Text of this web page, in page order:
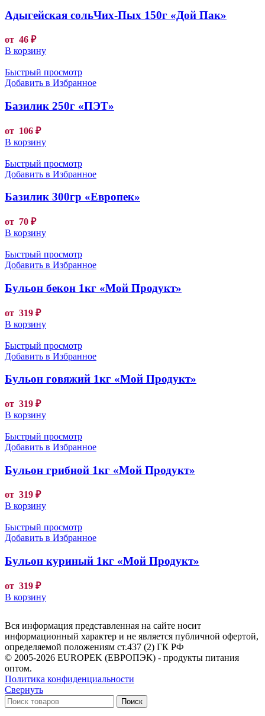
Адыгейская сольЧих-Пых 150г «Дой Пак»
от 46 ₽
В корзину
Быстрый просмотр
Добавить в Избранное
Базилик 250г «ПЭТ»
от 106 ₽
В корзину
Быстрый просмотр
Добавить в Избранное
Базилик 300гр «Европек»
от 70 ₽
В корзину
Быстрый просмотр
Добавить в Избранное
Бульон бекон 1кг «Мой Продукт»
от 319 ₽
В корзину
Быстрый просмотр
Добавить в Избранное
Бульон говяжий 1кг «Мой Продукт»
от 319 ₽
В корзину
Быстрый просмотр
Добавить в Избранное
Бульон грибной 1кг «Мой Продукт»
от 319 ₽
В корзину
Быстрый просмотр
Добавить в Избранное
Бульон куриный 1кг «Мой Продукт»
от 319 ₽
В корзину
Вся информация представленная на сайте носит
информационный характер и не является публичной офертой,
определяемой положениям ст.437 (2) ГК РФ
© 2005-2026 EUROPEK (ЕВРОПЭК) - продукты питания
оптом.
Политика конфиденциальности
Свернуть
Поиск